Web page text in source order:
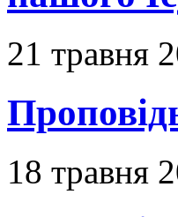
21 травня
18 травня